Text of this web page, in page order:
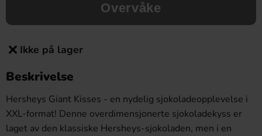
Overvåke
Ikke på lager
Beskrivelse
Hersheys Giant Kisses - en nydelig sjokoladeopplevelse i
XXL-format! Denne overdimensjonerte sjokoladekyss er
laget av den klassiske Hersheys-sjokoladen, men i en